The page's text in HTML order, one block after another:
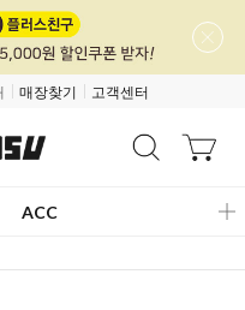
매장찾기 고객센터
ACC